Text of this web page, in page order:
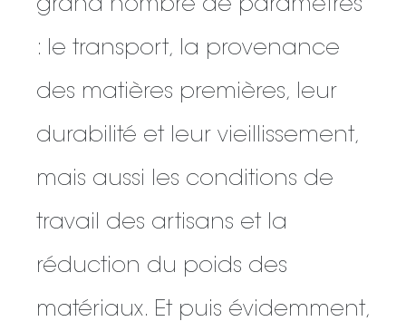
grand nombre de paramètres
: le transport, la provenance
des matières premières, leur
durabilité et leur vieillissement,
mais aussi les conditions de
travail des artisans et la
réduction du poids des
matériaux. Et puis évidemment,